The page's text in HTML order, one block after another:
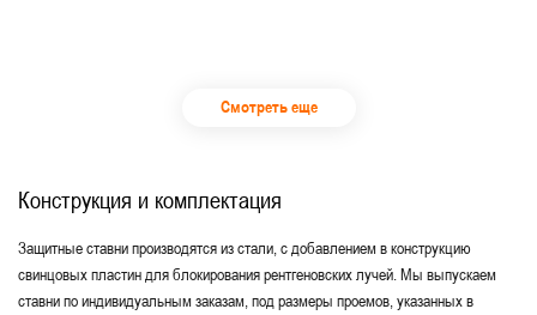
Смотреть еще
Конструкция и комплектация
Защитные ставни производятся из стали, с добавлением в конструкцию
свинцовых пластин для блокирования рентгеновских лучей. Мы выпускаем
ставни по индивидуальным заказам, под размеры проемов, указанных в